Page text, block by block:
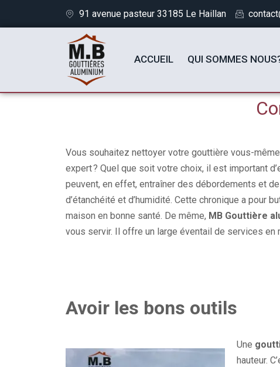
91 avenue pasteur 33185 Le Haillan
ACCUEIL QUI SOMMES
Vous souhaitez nettoyer votre gouttière vous-
expert ? Quel que soit votre choix, il est important
peuvent, en effet, entraîner des débordements et
d’étanchéité et d’humidité. Cette chronique a pour
maison en bonne santé. De même, MB Gouttière
vous servir. Il offre un large éventail de services en
Avoir les bons outils
Une
hauteur.